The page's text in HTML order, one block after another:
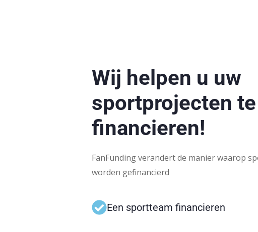
Wij helpen u uw
sportprojecten te
financieren!
FanFunding verandert de manier waarop
worden gefinancierd
Een sportteam financieren